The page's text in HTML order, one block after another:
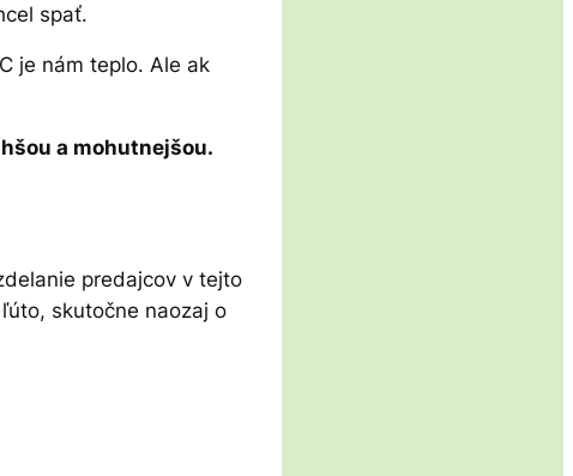
spať.
je nám teplo. Ale ak
a mohutnejšou.
predajcov v tejto
skutočne naozaj o